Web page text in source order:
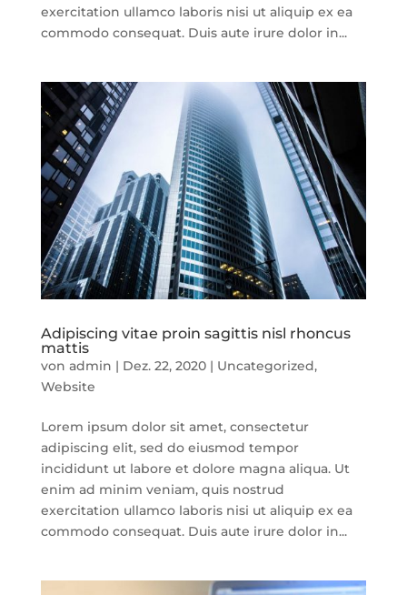
exercitation ullamco laboris nisi ut aliquip ex ea
commodo consequat. Duis aute irure dolor in...
Adipiscing vitae proin sagittis nisl rhoncus
mattis
von admin | Dez. 22, 2020| Uncategorized,
Website
Lorem ipsum dolor sit amet, consectetur
adipiscing elit, sed do eiusmod tempor
incididunt ut labore et dolore magna aliqua. Ut
enim ad minim veniam, quis nostrud
exercitation ullamco laboris nisi ut aliquip ex ea
commodo consequat. Duis aute irure dolor in...